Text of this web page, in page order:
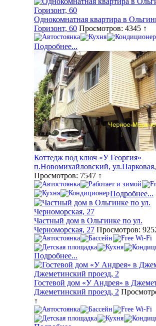
Однокомнатная квартира в
Горизонт, 60 Просмотров: 4345 ↑
Подробнее...
Коттедж под ключ «У Георгия»
п.Новомихайловский,
Просмотров: 7547 ↑
Подробнее...
Частный дом в Ольгинке по ул.
Черноморская, 27 Просмотров:
Подробнее...
Гостевой дом «У Андрея» в
Джеметинский проезд, 2
↑